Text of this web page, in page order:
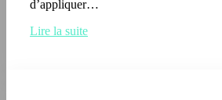
d’appliquer…
Lire la suite